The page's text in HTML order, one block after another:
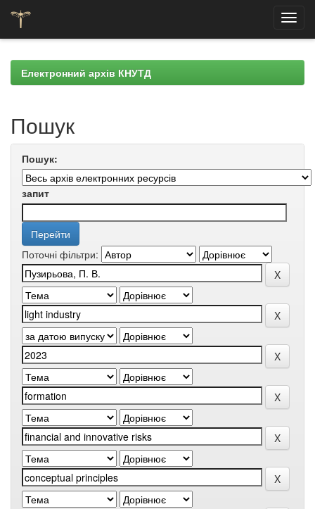
navigationЕлектронний архів КНУТД
Пошук
Пошук:
запит
Поточні фільтри: